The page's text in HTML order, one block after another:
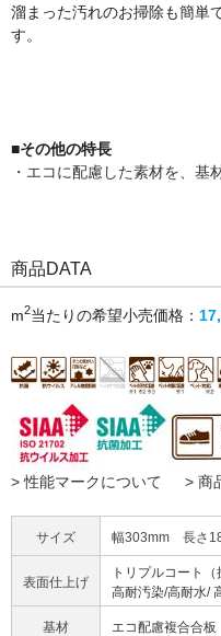
溜まった汚れのお掃除も簡単
す。
■その他の特長
・エコに配慮した素材を、基
商品DATA
m2当たりの希望小売価格：
> 性能マークについて > 商
サイズ 幅303mm 長さ
表面仕上げ
トリプルコート
高耐汚染/高耐水/
基材 エコ配慮複合合板